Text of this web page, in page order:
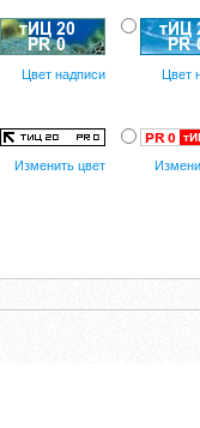
Цвет надписи Цвет
Изменить цвет